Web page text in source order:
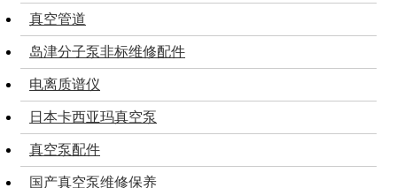
真空管道
岛津分子泵非标维修配件
电离质谱仪
日本卡西亚玛真空泵
真空泵配件
国产真空泵维修保养